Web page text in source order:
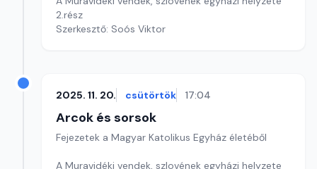
2.rész
Szerkesztő: Soós Viktor
2025. 11. 20. csütörtök 17:04
Arcok és sorsok
Fejezetek a Magyar Katolikus Egyház életéből
A Muravidéki vendek, szlovének egyházi helyzete